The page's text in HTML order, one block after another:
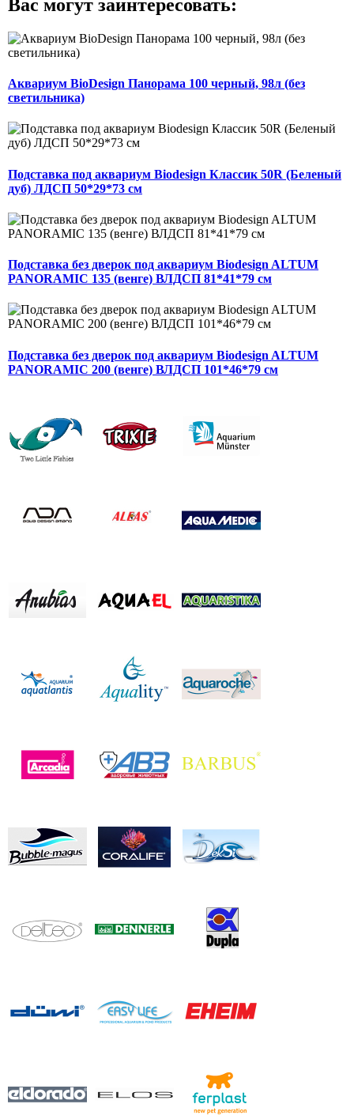
Вас могут заинтересовать:
Аквариум BioDesign Панорама 100 черный, 98л (без
светильника)
Подставка под аквариум Biodesign Классик 50R (Беленый
дуб) ЛДСП 50*29*73 см
Подставка без дверок под аквариум Biodesign ALTUM
PANORAMIC 135 (венге) ВЛДСП 81*41*79 см
Подставка без дверок под аквариум Biodesign ALTUM
PANORAMIC 200 (венге) ВЛДСП 101*46*79 см